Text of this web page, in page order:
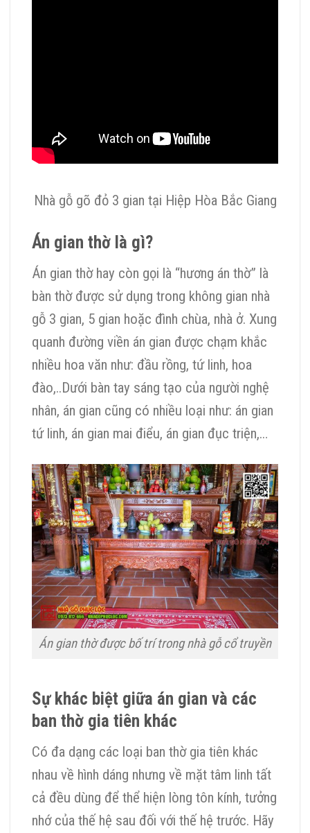
Nhà gỗ gõ đỏ 3 gian tại Hiệp Hòa Bắc Giang
Án gian thờ là gì?
Án gian thờ hay còn gọi là “hương án thờ” là
bàn thờ được sử dụng trong không gian nhà
gỗ 3 gian, 5 gian hoặc đình chùa, nhà ở. Xung
quanh đường viền án gian được chạm khắc
nhiều hoa văn như: đầu rồng, tứ linh, hoa
đào,..Dưới bàn tay sáng tạo của người nghệ
nhân, án gian cũng có nhiều loại như: án gian
tứ linh, án gian mai điểu, án gian đục triện,…
Án gian thờ được bố trí trong nhà gỗ cổ truyền
Sự khác biệt giữa án gian và các
ban thờ gia tiên khác
Có đa dạng các loại ban thờ gia tiên khác
nhau về hình dáng nhưng về mặt tâm linh tất
cả đều dùng để thể hiện lòng tôn kính, tưởng
nhớ của thế hệ sau đối với thế hệ trước. Hãy